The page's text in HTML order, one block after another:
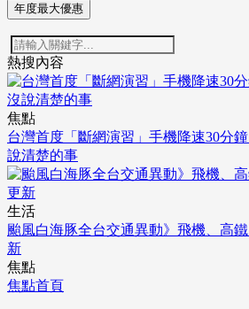
年度最大優惠
熱搜內容
焦點
台灣首度「斷網演習」手機降速30分
說清楚的事
生活
颱風白海豚全台交通異動》飛機、高
新
焦點
焦點首頁